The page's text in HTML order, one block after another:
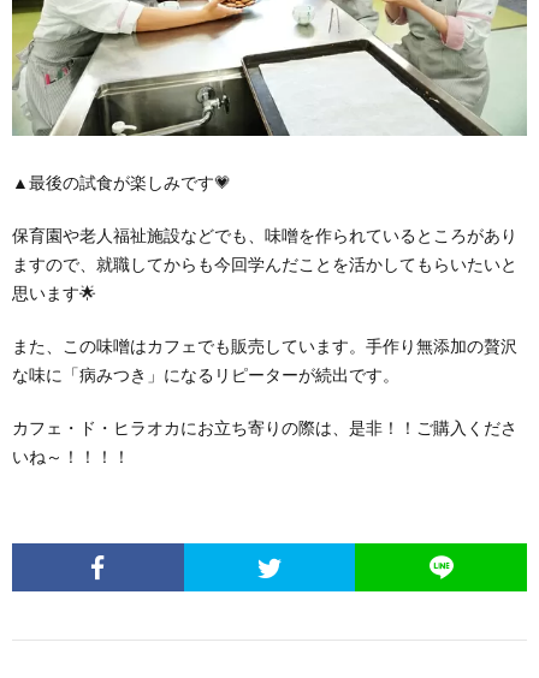
▲最後の試食が楽しみです💗
保育園や老人福祉施設などでも、味噌を作られているところがあり
ますので、就職してからも今回学んだことを活かしてもらいたいと
思います🌟
また、この味噌はカフェでも販売しています。手作り無添加の贅沢
な味に「病みつき」になるリピーターが続出です。
カフェ・ド・ヒラオカにお立ち寄りの際は、是非！！ご購入くださ
いね～！！！！